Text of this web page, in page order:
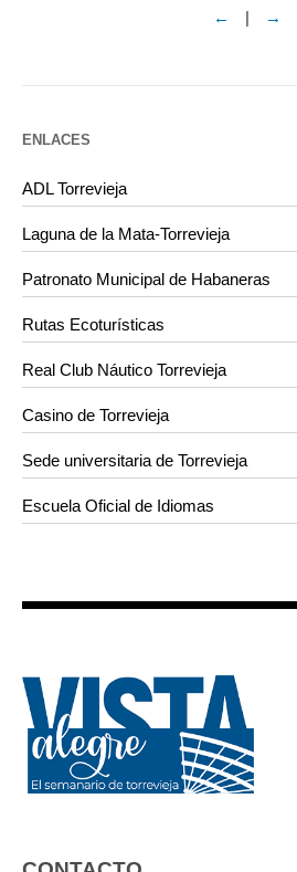
← | →
ENLACES
ADL Torrevieja
Laguna de la Mata-Torrevieja
Patronato Municipal de Habaneras
Rutas Ecoturísticas
Real Club Náutico Torrevieja
Casino de Torrevieja
Sede universitaria de Torrevieja
Escuela Oficial de Idiomas